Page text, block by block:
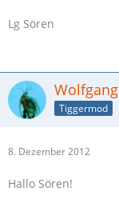
Lg Sören
Tiggermod
8. Dezember 2012
Hallo Sören!